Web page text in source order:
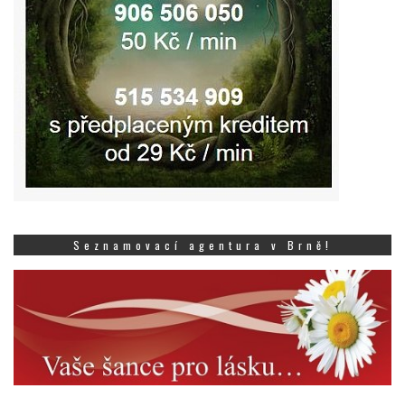
Seznamovací agentura v Brně!